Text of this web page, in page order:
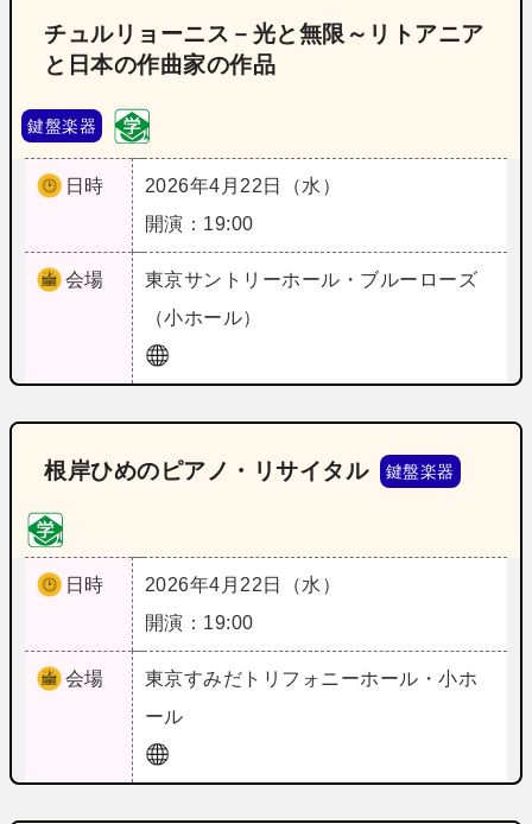
チュルリョーニス－光と無限～リトアニア
と日本の作曲家の作品
鍵盤楽器
日時
2026年4月22日（水）
開演：19:00
会場 東京サントリーホール・ブルーローズ
（小ホール）
根岸ひめのピアノ・リサイタル 鍵盤楽器
日時
2026年4月22日（水）
開演：19:00
会場 東京すみだトリフォニーホール・小ホ
ール